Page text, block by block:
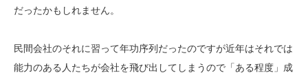
だったかもしれません。
民間会社のそれに習って年功序列だったのですが近年はそれでは
能力のある人たちが会社を飛び出してしまうので「ある程度」成